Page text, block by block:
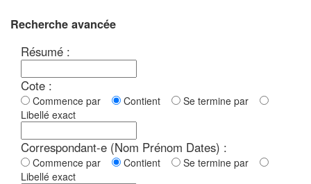
Recherche avancée
Résumé :
Cote :
Commence par Contient
Se termine par
Libellé exact
Correspondant-e (Nom Prénom Dates) :
Commence par Contient
Se termine par
Libellé exact